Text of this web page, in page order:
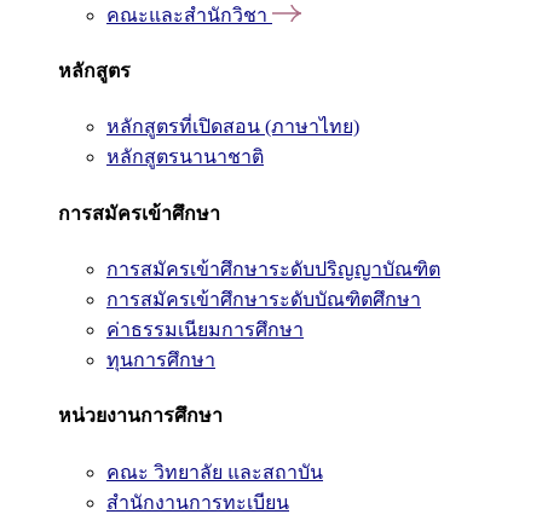
คณะและสำนักวิชา
หลักสูตร
หลักสูตรที่เปิดสอน (ภาษาไทย)
หลักสูตรนานาชาติ
การสมัครเข้าศึกษา
การสมัครเข้าศึกษาระดับปริญญาบัณฑิต
การสมัครเข้าศึกษาระดับบัณฑิตศึกษา
ค่าธรรมเนียมการศึกษา
ทุนการศึกษา
หน่วยงานการศึกษา
คณะ วิทยาลัย และสถาบัน
สำนักงานการทะเบียน